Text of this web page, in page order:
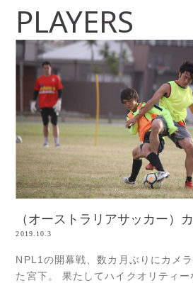
PLAYERS
2019.10.3
NPL1の開幕戦、数カ月ぶりにカメ
た宮下。 果たしてハイクオリティ